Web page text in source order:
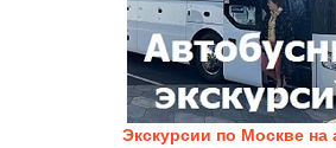
Экскурсии по Москве на